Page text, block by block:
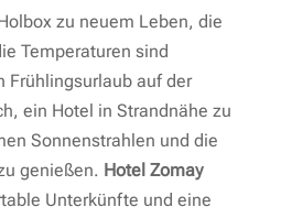
zu neuem Leben, die
Temperaturen sind
Frühlingsurlaub auf der
ein Hotel in Strandnähe zu
Sonnenstrahlen und die
genießen. Hotel Zomay
Unterkünfte und eine